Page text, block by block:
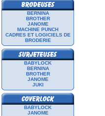
BERNINA
BROTHER
JANOME
MACHINE PUNCH
CADRES ET LOGICIELS DE
BRODERIE
BABYLOCK
BERNINA
BROTHER
JANOME
JUKI
BABYLOCK
JANOME